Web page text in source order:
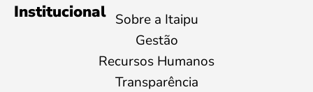
Institucional Sobre a Itaipu
Gestão
Recursos Humanos
Transparência